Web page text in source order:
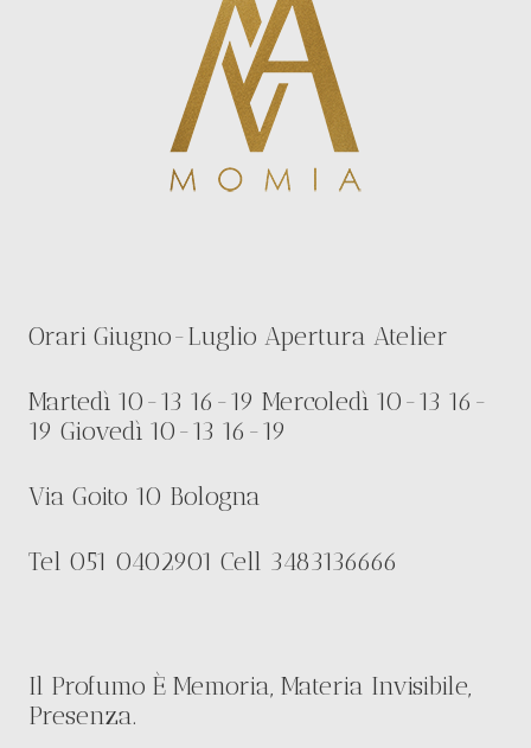
Orari Giugno-Luglio Apertura Atelier
Martedì 10-13 16-19 Mercoledì 10-13 16-
19 Giovedì 10-13 16-19
Via Goito 10 Bologna
Tel 051 0402901 Cell 3483136666
Il Profumo È Memoria, Materia Invisibile,
Presenza.